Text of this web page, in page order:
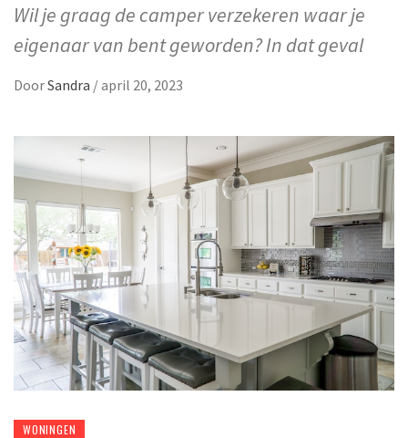
Wil je graag de camper verzekeren waar je
eigenaar van bent geworden? In dat geval
DoorSandra /april 20, 2023
WONINGEN